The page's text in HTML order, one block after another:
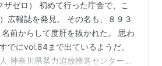
ゼロ） 初めて行った庁舎で、こ
広報誌を発見。 その名も、８９３
前からして度肝を抜かれた。 思わ
でにvol.84まで出ているようだ。
神奈川県暴力追放推進センター」